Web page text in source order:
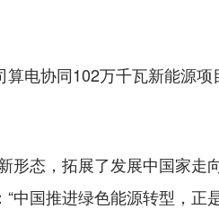
协同102万千瓦新能源项
态，拓展了发展中国家走
中国推进绿色能源转型，正